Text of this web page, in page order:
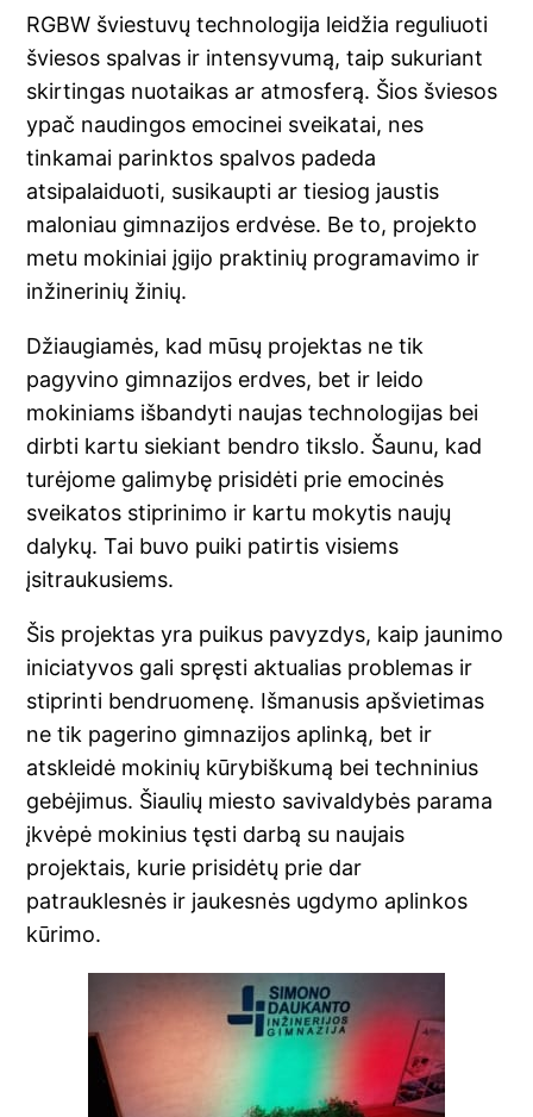
RGBW šviestuvų technologija leidžia reguliuoti
šviesos spalvas ir intensyvumą, taip sukuriant
skirtingas nuotaikas ar atmosferą. Šios šviesos
ypač naudingos emocinei sveikatai, nes
tinkamai parinktos spalvos padeda
atsipalaiduoti, susikaupti ar tiesiog jaustis
maloniau gimnazijos erdvėse. Be to, projekto
metu mokiniai įgijo praktinių programavimo ir
inžinerinių žinių.
Džiaugiamės, kad mūsų projektas ne tik
pagyvino gimnazijos erdves, bet ir leido
mokiniams išbandyti naujas technologijas bei
dirbti kartu siekiant bendro tikslo. Šaunu, kad
turėjome galimybę prisidėti prie emocinės
sveikatos stiprinimo ir kartu mokytis naujų
dalykų. Tai buvo puiki patirtis visiems
įsitraukusiems.
Šis projektas yra puikus pavyzdys, kaip jaunimo
iniciatyvos gali spręsti aktualias problemas ir
stiprinti bendruomenę. Išmanusis apšvietimas
ne tik pagerino gimnazijos aplinką, bet ir
atskleidė mokinių kūrybiškumą bei techninius
gebėjimus. Šiaulių miesto savivaldybės parama
įkvėpė mokinius tęsti darbą su naujais
projektais, kurie prisidėtų prie dar
patrauklesnės ir jaukesnės ugdymo aplinkos
kūrimo.